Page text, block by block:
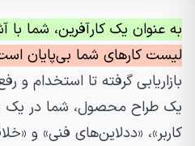
به عنوان یک کارآفرین، شما با
لیست کارهای شما بی‌پایان
بازاریابی گرفته تا استخدام و
یک طراح محصول، شما در یک
کاربر»، «ددلاین‌های فنی» و